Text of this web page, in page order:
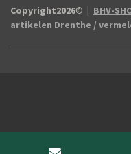
Copyright2026© | BHV-
artikelen Drenthe /